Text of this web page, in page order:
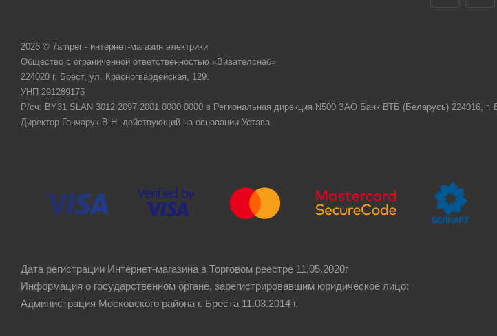
2026 © 7amper - интернет-магазин электрики
Общество с ограниченной ответственностью «Вивателснаб»
224020 г. Брест, ул. Красногвардейская, 129.
УНП 291289175
Р/сч: BY31 SLAN 3012 2097 2001 0000 0000 в Региональная дирекция N500 ЗАО Банк ВТБ (Беларусь) 224016,
Директор Гончарук В.Н. действующий на основании Устава
Дата регистрации Интернет-магазина в Торговом реестре 11.05.2020г
Информация о государственном органе, зарегистрировавшим юридическое лицо:
Администрация Московского района г. Бреста 11.03.2014 г.